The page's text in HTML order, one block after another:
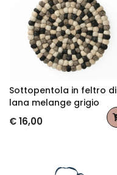
Sottopentola in feltro di
lana melange grigio
€ 16,00